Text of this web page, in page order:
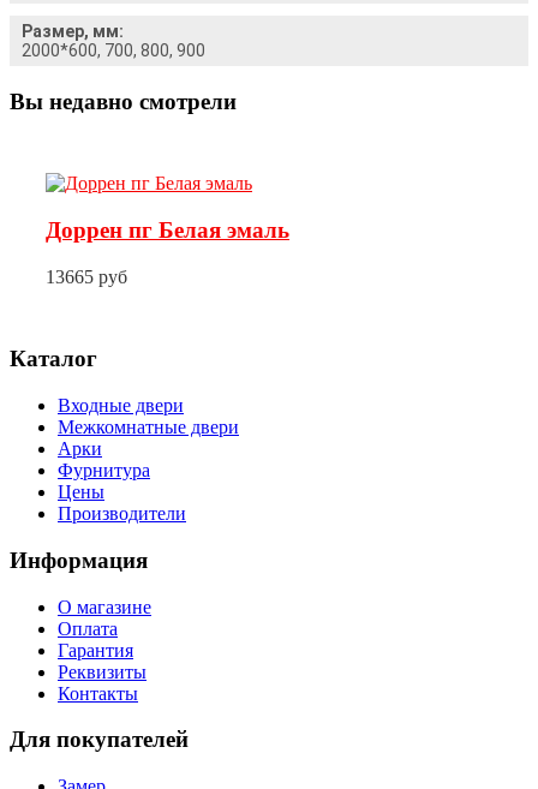
Размер, мм:
2000*600, 700, 800, 900
Вы недавно смотрели
Доррен пг Белая эмаль
13665 руб
Каталог
Входные двери
Межкомнатные двери
Арки
Фурнитура
Цены
Производители
Информация
О магазине
Оплата
Гарантия
Реквизиты
Контакты
Для покупателей